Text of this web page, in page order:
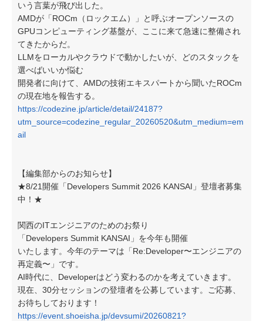
いう言葉が飛び出した。
AMDが「ROCm（ロックエム）」と呼ぶオープンソースの
GPUコンピューティング基盤が、ここに来て急速に整備され
てきたからだ。
LLMをローカルやクラウドで動かしたいが、どのスタックを
選べばいいか悩む
開発者に向けて、AMDの技術エキスパートから聞いたROCm
の現在地を報告する。
https://codezine.jp/article/detail/24187?
utm_source=codezine_regular_20260520&utm_medium=em
ail
【編集部からのお知らせ】
★8/21開催「Developers Summit 2026 KANSAI」登壇者募集
中！★
関西のITエンジニアのためのお祭り
「Developers Summit KANSAI」を今年も開催
いたします。今年のテーマは「Re:Developer〜エンジニアの
再定義〜」です。
AI時代に、Developerはどう変わるのかを考えていきます。
現在、30分セッションの登壇者を公募しています。ご応募、
お待ちしております！
https://event.shoeisha.jp/devsumi/20260821?